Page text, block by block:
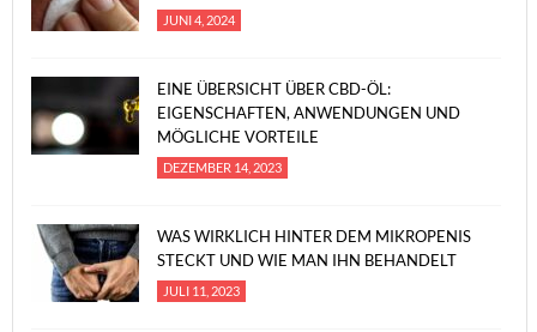
JUNI 4, 2024
EINE ÜBERSICHT ÜBER CBD-ÖL:
EIGENSCHAFTEN, ANWENDUNGEN UND
MÖGLICHE VORTEILE
DEZEMBER 14, 2023
WAS WIRKLICH HINTER DEM MIKROPENIS
STECKT UND WIE MAN IHN BEHANDELT
JULI 11, 2023